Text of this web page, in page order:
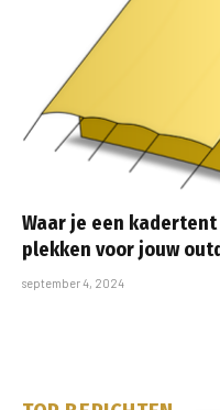
Waar je een
plekken voor jouw
september 4, 2024